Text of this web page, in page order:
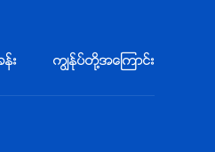
န္း ကြၽန္ုပ္တို႔အေၾကာင္း